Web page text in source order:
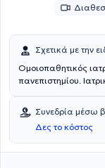
Σχετικά με την
Ομοιοπαθητικός
πανεπιστημίου.
Συνεδρία μέσω
Δες το κόστος